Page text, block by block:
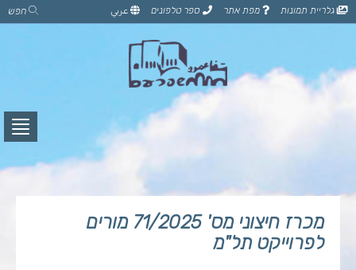
דלג
לתוכן
גלריית תמונות מפת אתר ספר טלפונים عربي חפש
לחץ
מכרז חיצוני מס' 71/2025 מורים
לפרוייקט תל"מ